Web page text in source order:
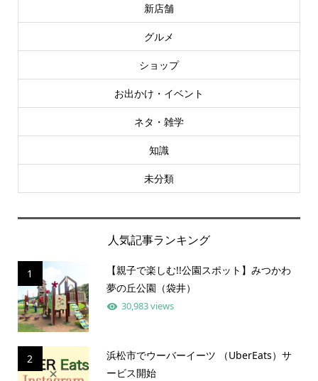
新店舗
グルメ
ショップ
お出かけ・イベント
ネタ・雑学
知識
未分類
人気記事ランキング
1
【親子で楽しむ!!公園スポット】みつかわ
夢の丘公園（袋井）
30,983 views
2
浜松市でウーバーイーツ （UberEats）サ
ービス開始